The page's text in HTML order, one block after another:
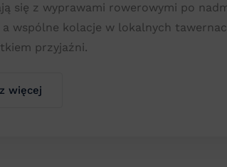
się z wyprawami rowerowymi po
a wspólne kolacje w lokalnych
przyjaźni.
więcej